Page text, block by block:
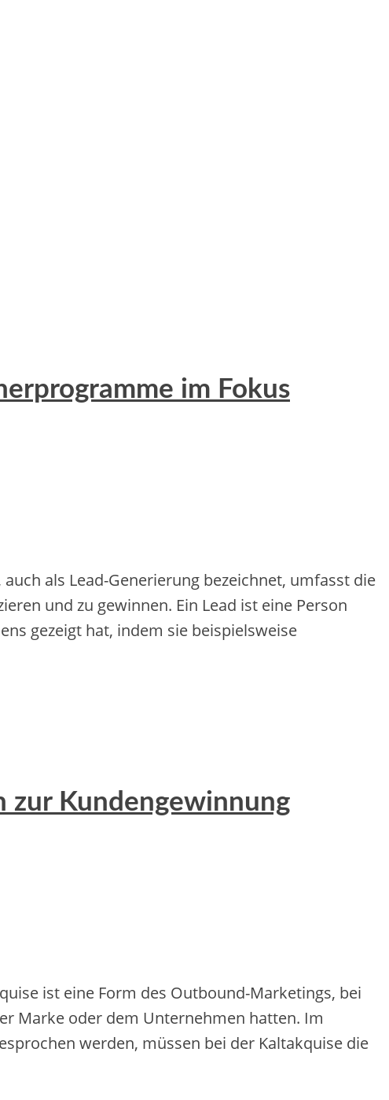
im Fokus
als Lead-Generierung bezeichnet, umfasst die
und zu gewinnen. Ein Lead ist eine Person
gezeigt hat, indem sie beispielsweise
zur Kundengewinnung
ist e‬ine‬ Form de‬s Outbound-Marke‬tings, be‬i
Marke‬ ode‬r de‬m Unte‬rne‬hme‬n hatte‬n. Im
we‬rde‬n, müsse‬n be‬i de‬r Kaltakquise‬ die‬